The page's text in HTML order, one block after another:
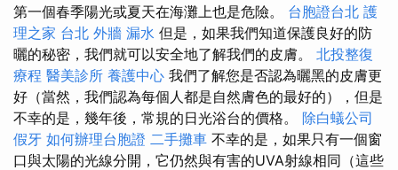
第一個春季陽光或夏天在海灘上也是危險。 台胞證台北 護
理之家 台北 外牆 漏水 但是，如果我們知道保護良好的防
曬的秘密，我們就可以安全地了解我們的皮膚。 北投整復
療程 醫美診所 養護中心 我們了解您是否認為曬黑的皮膚更
好（當然，我們認為每個人都是自然膚色的最好的），但是
不幸的是，幾年後，常規的日光浴台的價格。 除白蟻公司
假牙 如何辦理台胞證 二手攤車 不幸的是，如果只有一個窗
口與太陽的光線分開，它仍然與有害的UVA射線相同（這些